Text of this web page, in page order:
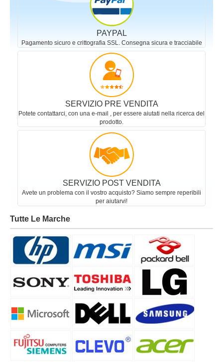
PAYPAL
Pagamento sicuro e crittografia SSL. Consegna sicura e tracciabile
SERVIZIO PRE VENDITA
Potete contattarci, con una e-mail , per essere aiutati nella ricerca del
prodotto.
SERVIZIO POST VENDITA
Avete un problema con il vostro acquisto? Siamo sempre reperibili
per aiutarvi!
Tutte Le Marche